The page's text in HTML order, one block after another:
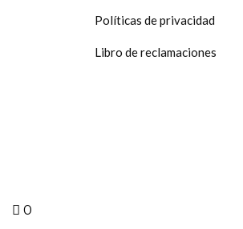
Políticas de privacidad
Libro de reclamaciones
0